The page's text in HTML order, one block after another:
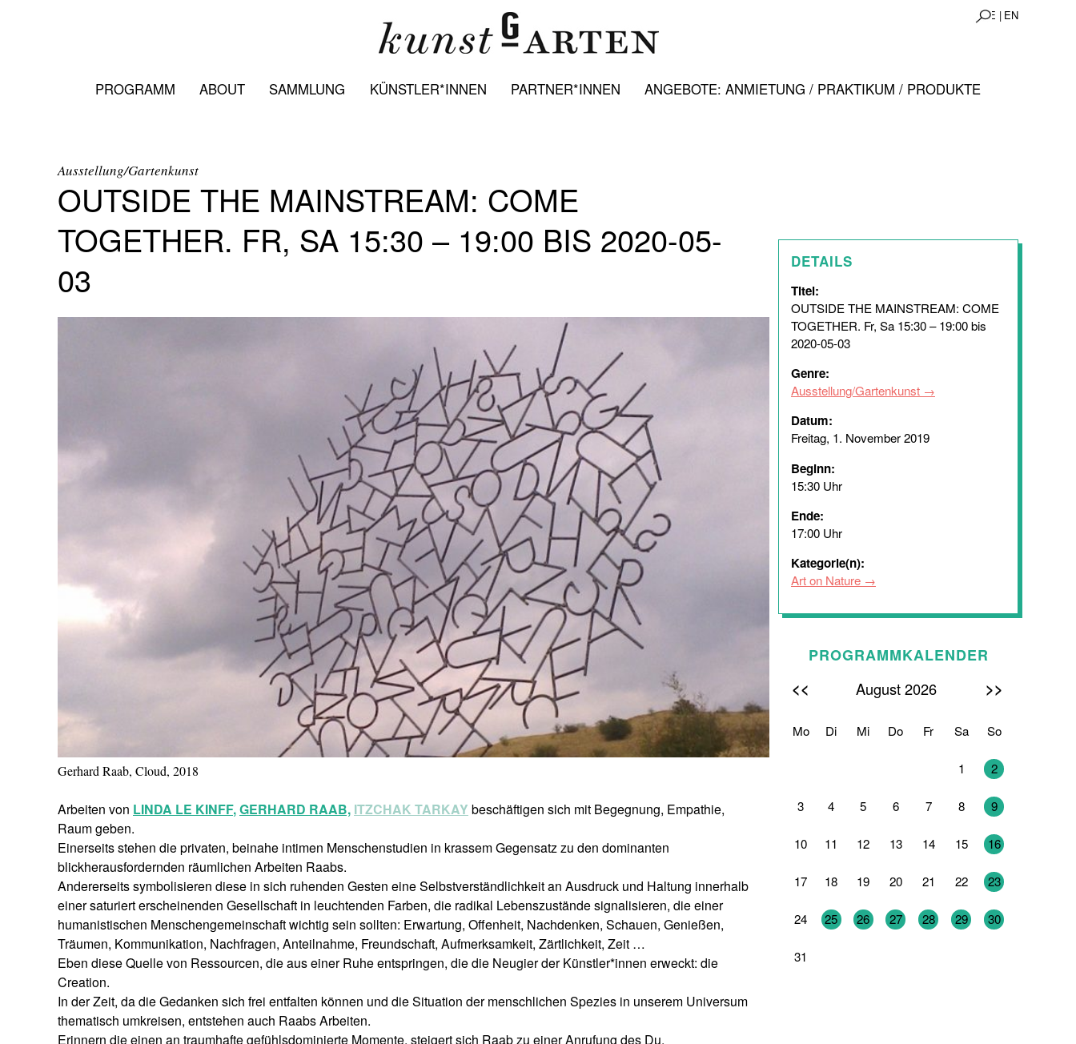
DE | EN
PROGRAMM ABOUT SAMMLUNG KÜNSTLER*INNEN PARTNER*INNEN ANGEBOTE: ANMIETUNG / PRAKTIKUM / PRODUKTE
Ausstellung/Gartenkunst
OUTSIDE THE MAINSTREAM: COME
TOGETHER. FR, SA 15:30 – 19:00 BIS 2020-05-
03
Gerhard Raab, Cloud, 2018
Arbeiten von LINDA LE KINFF,GERHARD RAAB, ITZCHAK TARKAY beschäftigen sich mit Begegnung, Empathie,
Raum geben.
Einerseits stehen die privaten, beinahe intimen Menschenstudien in krassem Gegensatz zu den dominanten
blickherausfordernden räumlichen Arbeiten Raabs.
Andererseits symbolisieren diese in sich ruhenden Gesten eine Selbstverständlichkeit an Ausdruck und Haltung innerhalb
einer saturiert erscheinenden Gesellschaft in leuchtenden Farben, die radikal Lebenszustände signalisieren, die einer
humanistischen Menschengemeinschaft wichtig sein sollten: Erwartung, Offenheit, Nachdenken, Schauen, Genießen,
Träumen, Kommunikation, Nachfragen, Anteilnahme, Freundschaft, Aufmerksamkeit, Zärtlichkeit, Zeit …
Eben diese Quelle von Ressourcen, die aus einer Ruhe entspringen, die die Neugier der Künstler*innen erweckt: die
Creation.
In der Zeit, da die Gedanken sich frei entfalten können und die Situation der menschlichen Spezies in unserem Universum
thematisch umkreisen, entstehen auch Raabs Arbeiten.
Erinnern die einen an traumhafte gefühlsdominierte Momente, steigert sich Raab zu einer Anrufung des Du.
DETAILS
Titel:
OUTSIDE THE MAINSTREAM: COME
TOGETHER. Fr, Sa 15:30 – 19:00 bis
2020-05-03
Genre:
Ausstellung/Gartenkunst
Datum:
Freitag, 1. November 2019
Beginn:
15:30 Uhr
Ende:
17:00 Uhr
Kategorie(n):
Art on Nature
PROGRAMMKALENDER
<< August 2026 >>
Mo Di Mi Do Fr Sa So
1 2
3 4 5 6 7 8 9
10 11 12 13 14 15 16
17 18 19 20 21 22 23
24 25 26 27 28 29 30
31